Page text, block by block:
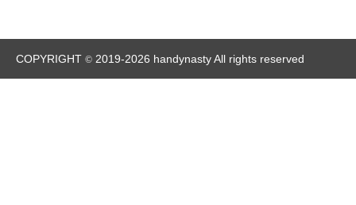
COPYRIGHT © 2019-2026 handynasty All rights reserved